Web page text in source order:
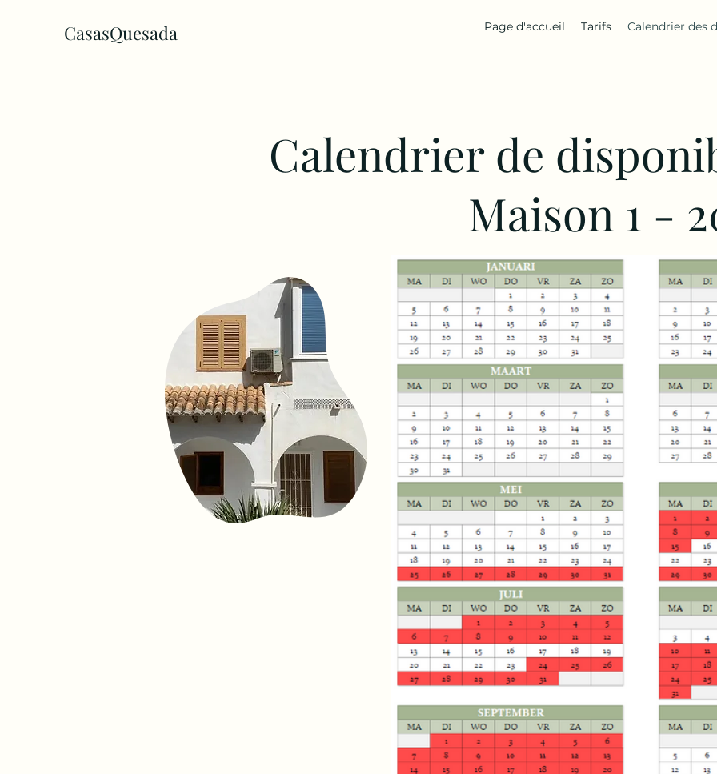
CasasQuesada Page d'accueil Tarifs Calendrier des
Calendrier de
Maison 1 -